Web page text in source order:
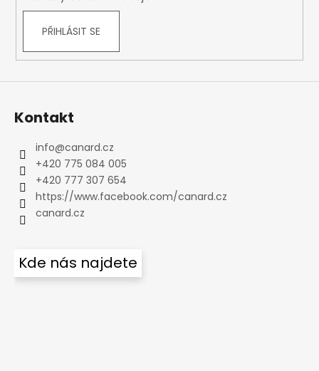
PŘIHLÁSIT SE
Kontakt
info@canard.cz
+420 775 084 005
+420 777 307 654
https://www.facebook.com/canard.cz
canard.cz
Kde nás najdete